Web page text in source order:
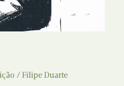
Filipe Duarte